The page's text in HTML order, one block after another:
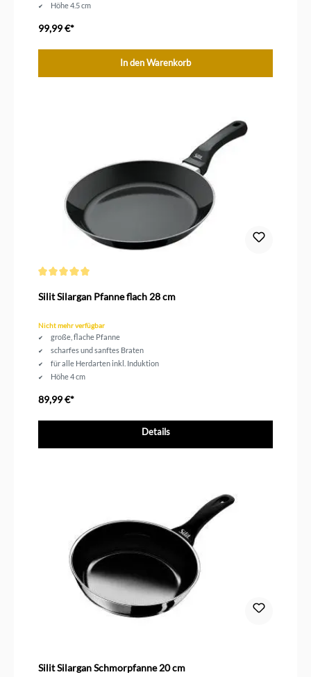
Höhe 4.5 cm
99,99 €*
In den Warenkorb
Silit Silargan Pfanne flach 28 cm
Nicht mehr verfügbar
große, flache Pfanne
scharfes und sanftes Braten
für alle Herdarten inkl. Induktion
Höhe 4 cm
89,99 €*
Details
Silit Silargan Schmorpfanne 20 cm